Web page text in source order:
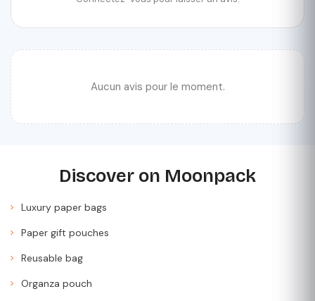
Aucun avis pour le moment.
Discover on Moonpack
Luxury paper bags
Paper gift pouches
Reusable bag
Organza pouch